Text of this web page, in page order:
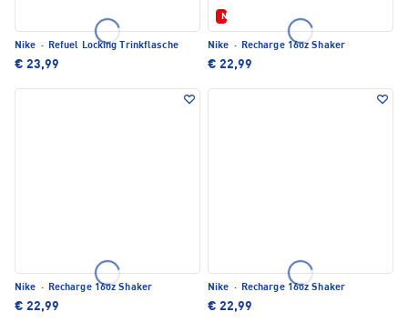
Nike · Refuel Locking Trinkflasche
€ 23,99
Neu
Nike · Recharge 16oz Shaker
€ 22,99
Nike · Recharge 16oz Shaker
€ 22,99
Nike · Recharge 16oz Shaker
€ 22,99